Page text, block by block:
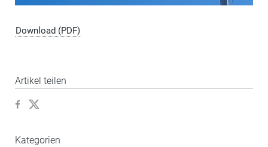
Download (PDF)
Artikel teilen
Kategorien